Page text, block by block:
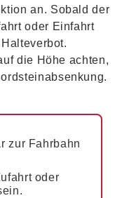
an. Sobald der
oder Einfahrt
die Höhe achten,
zur Fahrbahn
oder